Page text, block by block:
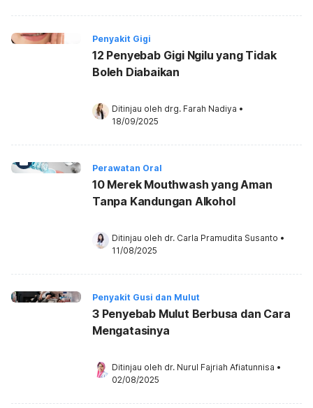
Penyakit Gigi
12 Penyebab Gigi Ngilu yang Tidak
Boleh Diabaikan
Ditinjau oleh drg. Farah Nadiya •
18/09/2025
Perawatan Oral
10 Merek Mouthwash yang Aman
Tanpa Kandungan Alkohol
Ditinjau oleh dr. Carla Pramudita Susanto •
11/08/2025
Penyakit Gusi dan Mulut
3 Penyebab Mulut Berbusa dan Cara
Mengatasinya
Ditinjau oleh dr. Nurul Fajriah Afiatunnisa •
02/08/2025